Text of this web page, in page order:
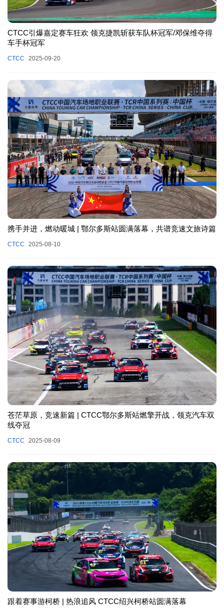
CTCC引爆嘉定赛车狂欢 领克捷凯斩获车队杯冠军/邓保维夺得
车手杯冠军
CTCC 2025-09-20
携手并进，燃动暖城 | 鄂尔多斯站圆满落幕，共谱竞速文旅诗篇
CTCC 2025-08-10
苍茫草原，竞速新篇 | CTCC鄂尔多斯站燃擎开战，领克汽车双
线夺冠
CTCC 2025-08-09
跟着赛事游柯桥 | 热浪追风 CTCC绍兴柯桥站圆满落幕